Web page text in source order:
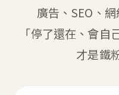
廣告、SEO、
「停了還在、會自
才是鐵